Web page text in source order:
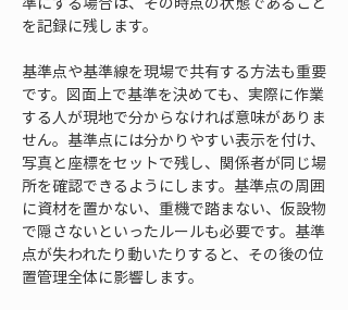
を記録に残します。
基準点や基準線を現場で共有する方法も重要
です。図面上で基準を決めても、実際に作業
する人が現地で分からなければ意味がありま
せん。基準点には分かりやすい表示を付け、
写真と座標をセットで残し、関係者が同じ場
所を確認できるようにします。基準点の周囲
に資材を置かない、重機で踏まない、仮設物
で隠さないといったルールも必要です。基準
点が失われたり動いたりすると、その後の位
置管理全体に影響します。